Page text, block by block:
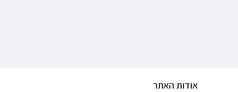
אודות האתר